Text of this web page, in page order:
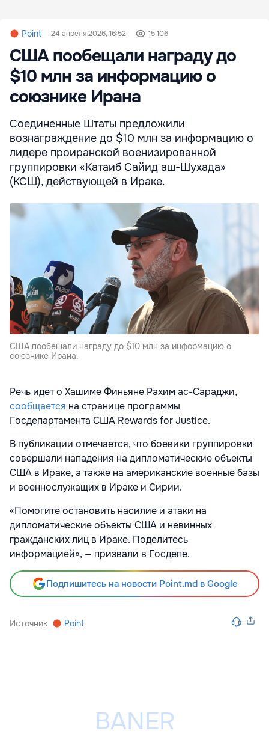
Point 24 апреля 2026, 16:52 15 106
США пообещали награду до
$10 млн за информацию о
союзнике Ирана
Соединенные Штаты предложили
вознаграждение до $10 млн за информацию о
лидере проиранской военизированной
группировки «Катаиб Сайид аш-Шухада»
(КСШ), действующей в Ираке.
США пообещали награду до $10 млн за информацию о
союзнике Ирана.
Речь идет о Хашиме Финьяне Рахим ас-Сараджи,
сообщается на странице программы
Госдепартамента США Rewards for Justice.
В публикации отмечается, что боевики группировки
совершали нападения на дипломатические объекты
США в Ираке, а также на американские военные базы
и военнослужащих в Ираке и Сирии.
«Помогите остановить насилие и атаки на
дипломатические объекты США и невинных
гражданских лиц в Ираке. Поделитесь
информацией», — призвали в Госдепе.
Подпишитесь на новости Point.md в Google
Источник Point